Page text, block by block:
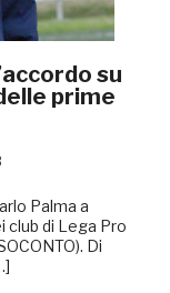
su
prime
Palma a
club di Lega Pro
Di